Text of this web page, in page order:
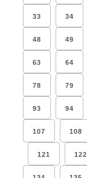
33 34
48 49
63 64
78 79
93 94
107 108
121 122